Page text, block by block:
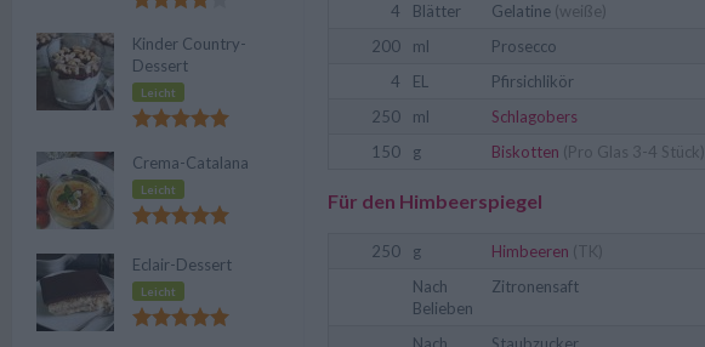
4
Blätter Gelatine (weiße)
200
ml
Prosecco
4
EL
Pfirsichlikör
250
ml
Schlagobers
150
g Biskotten (Pro Glas 3-4 Stück)
Für den Himbeerspiegel
250 g Himbeeren (TK)
Nach
Belieben
Zitronensaft
Kinder Country-
Dessert
Leicht
Crema-Catalana
Leicht
Eclair-Dessert
Leicht